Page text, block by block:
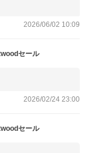
2026/06/02 10:09
セール
2026/02/24 23:00
セール